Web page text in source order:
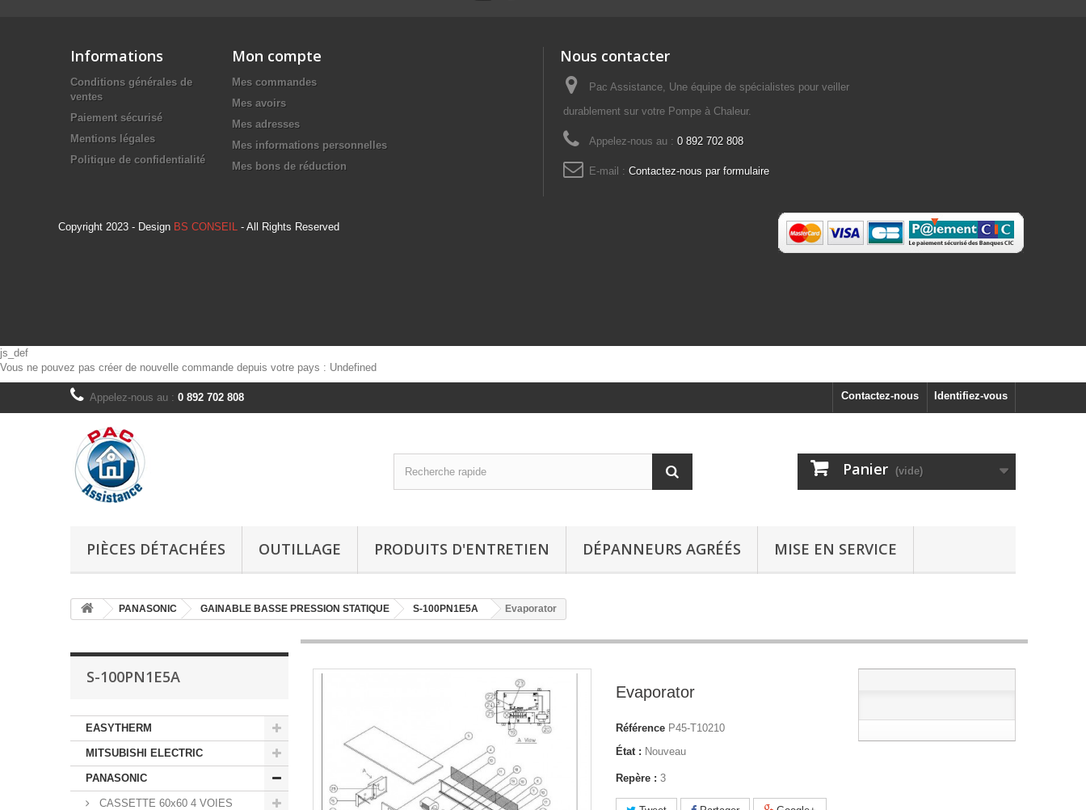
Informations
Conditions générales de
ventes
Paiement sécurisé
Mentions légales
Politique de confidentialité
Mon compte
Mes commandes
Mes avoirs
Mes adresses
Mes informations personnelles
Mes bons de réduction
Nous contacter
Pac Assistance, Une équipe de spécialistes pour veiller
durablement sur votre Pompe à Chaleur.
Appelez-nous au : 0 892 702 808
E-mail : Contactez-nous par formulaire
Copyright 2023 - Design BS CONSEIL - All Rights Reserved
js_def
Vous ne pouvez pas créer de nouvelle commande depuis votre pays : Undefined
Identifiez-vous
Contactez-nous
Appelez-nous au : 0 892 702 808
Panier (vide)
PIÈCES DÉTACHÉES OUTILLAGE PRODUITS D'ENTRETIEN DÉPANNEURS AGRÉÉS MISE EN SERVICE
PANASONIC GAINABLE BASSE PRESSION STATIQUE S-100PN1E5A Evaporator
S-100PN1E5A
EASYTHERM
MITSUBISHI ELECTRIC
PANASONIC
CASSETTE 60x60 4 VOIES
Evaporator
Référence P45-T10210
État : Nouveau
Repère : 3